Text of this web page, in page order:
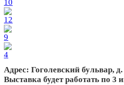
Адрес: Гоголевский бульвар,
Выставка будет работать по 3